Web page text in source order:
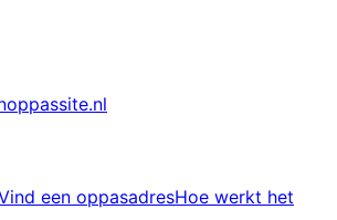
site.nl
een oppasadresHoe werkt het